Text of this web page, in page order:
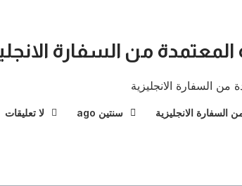
من السفارة
السفارة الانجليزية سنتين ago لا تعليقات